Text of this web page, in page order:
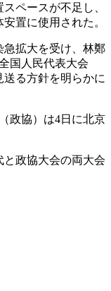
ペースが不足し、
置に使用された。
急拡大を受け、林鄭
国人民代表大会
送る方針を明らかに
政協）は4日に北京
政協大会の両大会